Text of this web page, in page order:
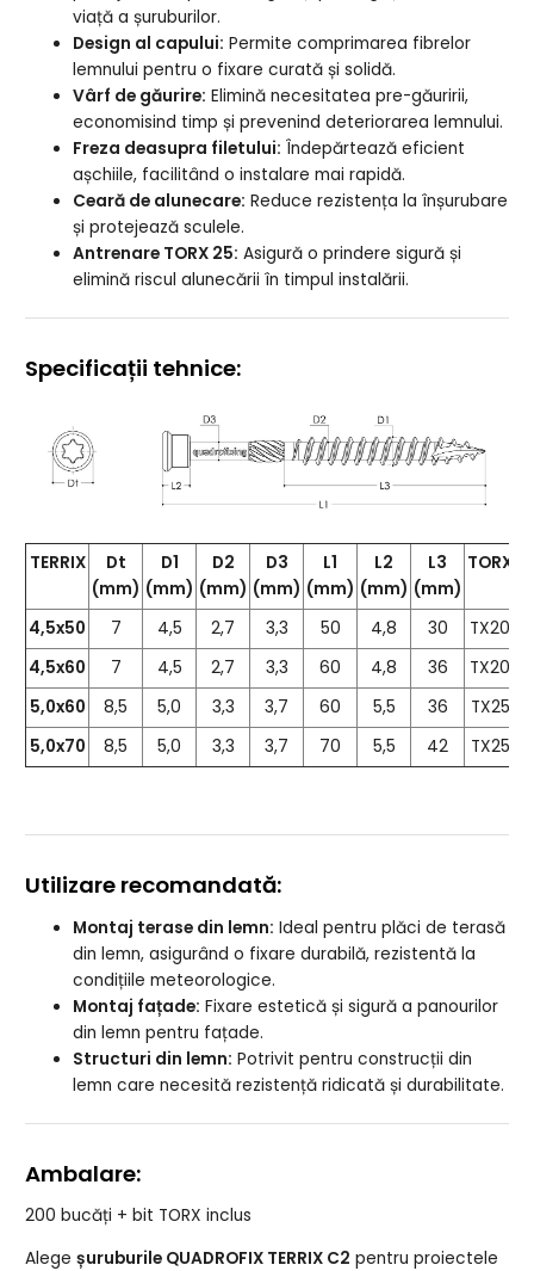
viață a șuruburilor.
Design al capului: Permite comprimarea fibrelor
lemnului pentru o fixare curată și solidă.
Vârf de găurire: Elimină necesitatea pre-găuririi,
economisind timp și prevenind deteriorarea lemnului.
Freza deasupra filetului: Îndepărtează eficient
așchiile, facilitând o instalare mai rapidă.
Ceară de alunecare: Reduce rezistența la înșurubare
și protejează sculele.
Antrenare TORX 25: Asigură o prindere sigură și
elimină riscul alunecării în timpul instalării.
Specificații tehnice:
TERRIX
Dt
(mm)
D1
(mm)
D2
(mm)
D3
(mm)
L1
(mm)
L2
(mm)
L3
(mm)
TORX
4,5x50 7 4,5 2,7 3,3 50 4,8 30 TX20
4,5x60
7 4,5 2,7 3,3 60 4,8 36 TX20
5,0x60
8,5 5,0 3,3 3,7 60 5,5 36 TX25
5,0x70
8,5 5,0 3,3 3,7 70 5,5 42 TX25
Utilizare recomandată:
Montaj terase din lemn: Ideal pentru plăci de terasă
din lemn, asigurând o fixare durabilă, rezistentă la
condițiile meteorologice.
Montaj fațade: Fixare estetică și sigură a panourilor
din lemn pentru fațade.
Structuri din lemn: Potrivit pentru construcții din
lemn care necesită rezistență ridicată și durabilitate.
Ambalare:
200 bucăți + bit TORX inclus
Alegeșuruburile QUADROFIX TERRIX C2 pentru proiectele